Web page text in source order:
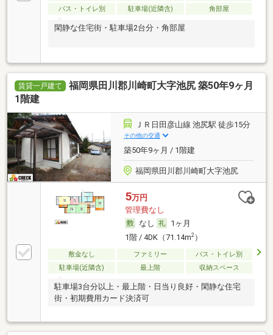
バス・トイレ別
駐車場(近隣含) 角部屋
閑静な住宅街・駐車場2台分・角部屋
賃貸一戸建て
福岡県田川郡川崎町大字池尻 築50年9ヶ月
1階建
ＪＲ日田彦山線 池尻駅 徒歩15分
その他の交通
築50年9ヶ月 / 1階建
福岡県田川郡川崎町大字池尻
5万円
管理費なし
なし
1ヶ月
1階 / 4DK（71.14m2）
敷金なし ファミリー
バス・トイレ別
駐車場(近隣含)
最上階 収納スペース
駐車場3台分以上・最上階・日当り良好・閑静な住宅
街・初期費用カード決済可